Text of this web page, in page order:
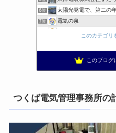
6位 太陽光発電で、第二の年金.JP
7位 電気の泉
まぁ、ちゃんと仕事が
14位 私の電気主任技術者実
15位 橋口電工スタッフブロ
このカテゴリ
このブログ
つくば電気管理事務所の